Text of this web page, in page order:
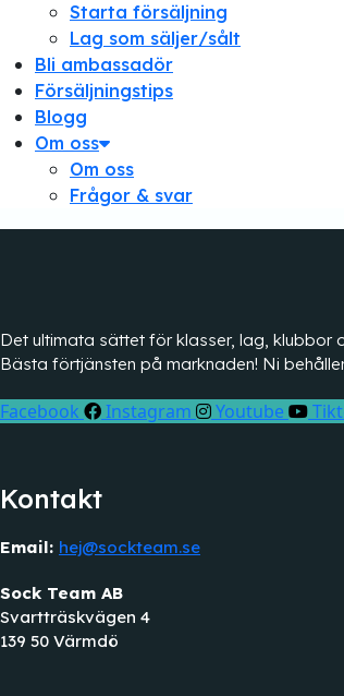
Starta försäljning
Lag som säljer/sålt
Bli ambassadör
Försäljningstips
Blogg
Om oss
Om oss
Frågor & svar
Det ultimata sättet för klasser, lag, klubbor
Bästa förtjänsten på marknaden! Ni
Facebook Instagram Youtube
Kontakt
Email: hej@sockteam.se
Sock Team AB
Svartträskvägen 4
139 50 Värmdö